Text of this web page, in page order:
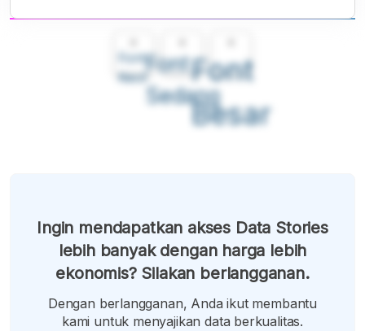
Font
Kecil
Font
Sedang
Font
Besar
Ingin mendapatkan akses Data Stories
lebih banyak dengan harga lebih
ekonomis? Silakan berlangganan.
Dengan berlangganan, Anda ikut membantu
kami untuk menyajikan data berkualitas.